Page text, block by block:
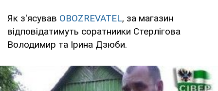
Як з'ясував OBOZREVATEL, за магазин
відповідатимуть соратниики Стерлігова
Володимир та Ірина Дзюби.